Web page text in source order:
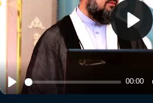
Play
00:00
Play